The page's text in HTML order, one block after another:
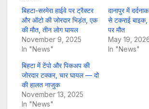
बिहटा-सरमेरा हाईवे पर ट्रैक्टर
और ऑटो की जोरदार भिड़ंत, एक
की मौत, तीन लोग घायल
November 9, 2025
In "News"
दानापुर में
से टकराई
पर मौत
May 19,
In "News"
बिहटा में टेंपो और पिकअप की
जोरदार टक्कर, चार घायल — दो
की हालत नाजुक
November 13, 2025
In "News"